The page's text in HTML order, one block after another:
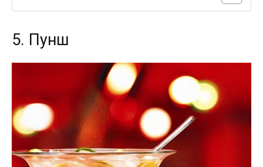
5. Пунш